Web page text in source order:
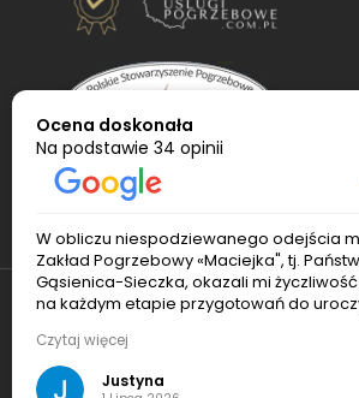
© 2022
prawa zastrzeżone
Ocena doskonała
Na podstawie 34 opinii
W obliczu niespodziewanego odejścia
Zakład Pogrzebowy «Maciejka", tj.
Gąsienica-Sieczka, okazali mi
na każdym etapie przygotowań do
czuwał nad porządkiem podczas
bardzo pomogła mi z formalnościami
pogrzebie) i zaskakiwała pomysłami,
Czytaj więcej
Justyna